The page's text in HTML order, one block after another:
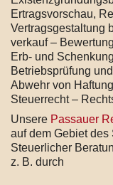
Ertragsvorschau,
Vertragsgestaltung
verkauf –
Erb- und
Betriebsprüfung
Abwehr von
Steuerrecht –
Unsere Passauer
auf dem Gebiet des
Steuerlicher
z. B. durch